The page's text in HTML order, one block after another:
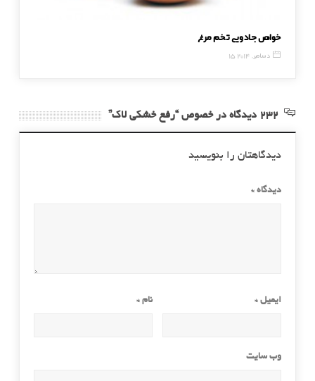
خواص جادویی تخم مرغ
15 دسامبر, 2014
دیدگاهتان را بنویسید
دیدگاه *
نام* ایمیل *
وب‌ سایت